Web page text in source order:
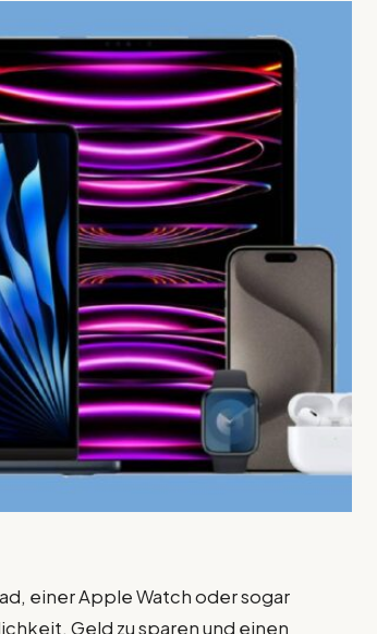
einer Apple Watch oder sogar
Geld zu sparen und einen